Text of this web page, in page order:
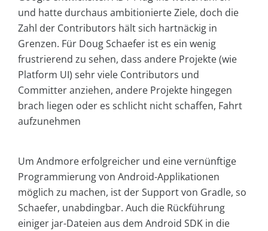
und hatte durchaus ambitionierte Ziele, doch die
Zahl der Contributors hält sich hartnäckig in
Grenzen. Für Doug Schaefer ist es ein wenig
frustrierend zu sehen, dass andere Projekte (wie
Platform UI) sehr viele Contributors und
Committer anziehen, andere Projekte hingegen
brach liegen oder es schlicht nicht schaffen, Fahrt
aufzunehmen
Um Andmore erfolgreicher und eine vernünftige
Programmierung von Android-Applikationen
möglich zu machen, ist der Support von Gradle, so
Schaefer, unabdingbar. Auch die Rückführung
einiger jar-Dateien aus dem Android SDK in die